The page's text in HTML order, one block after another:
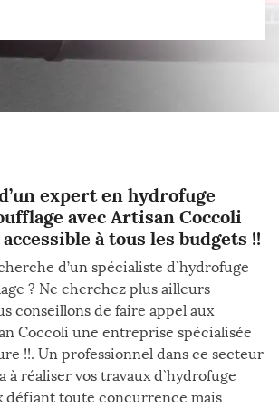
expert en hydrofuge
avec Artisan Coccoli
à tous les budgets !!
d’un spécialiste d`hydrofuge
? Ne cherchez plus ailleurs
conseillons de faire appel aux
Coccoli une entreprise spécialisée
!!. Un professionnel dans ce secteur
à réaliser vos travaux d`hydrofuge
défiant toute concurrence mais